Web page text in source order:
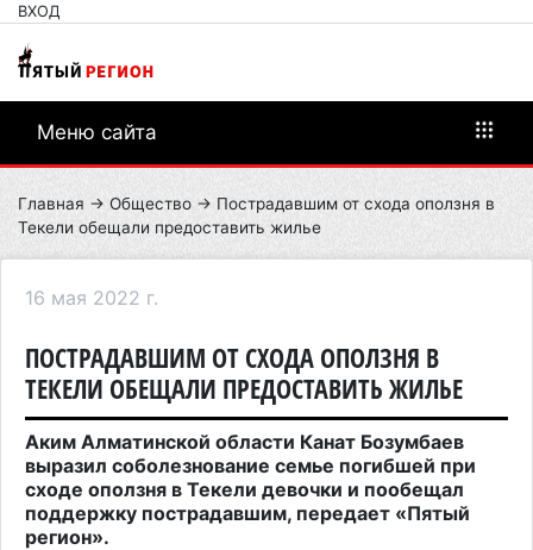
ВХОД
Меню сайта
Главная → Общество → Пострадавшим от схода оползня в
Текели обещали предоставить жилье
16 мая 2022 г.
ПОСТРАДАВШИМ ОТ СХОДА ОПОЛЗНЯ В
ТЕКЕЛИ ОБЕЩАЛИ ПРЕДОСТАВИТЬ ЖИЛЬЕ
Аким Алматинской области Канат Бозумбаев
выразил соболезнование семье погибшей при
сходе оползня в Текели девочки и пообещал
поддержку пострадавшим, передает «Пятый
регион».